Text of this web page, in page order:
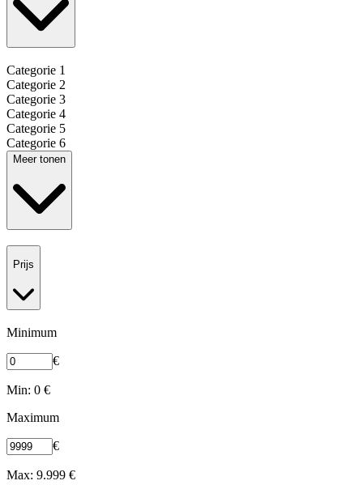
Categorie 1
Categorie 2
Categorie 3
Categorie 4
Categorie 5
Categorie 6
Meer tonen
Prijs
Minimum
€
Min: 0 €
Maximum
€
Max: 9.999 €